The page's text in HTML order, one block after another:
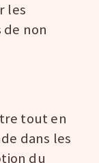
les
de non
tout en
dans les
du